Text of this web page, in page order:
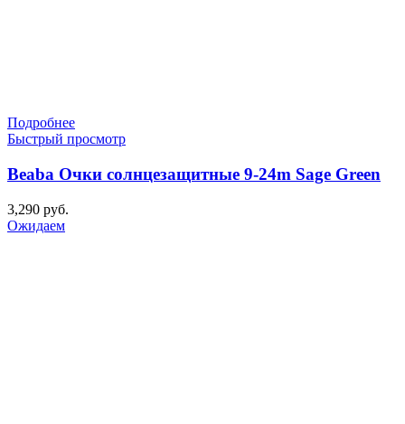
Подробнее
Быстрый просмотр
Beaba Очки солнцезащитные 9-24m Sage Green
3,290 руб.
Ожидаем